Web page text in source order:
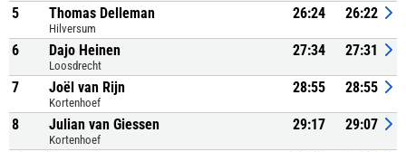
5 Thomas Delleman
Hilversum
26:24 26:22
6 Dajo Heinen
Loosdrecht
27:34 27:31
7 Joël van Rijn
Kortenhoef
28:55 28:55
8 Julian van Giessen
Kortenhoef
29:17 29:07